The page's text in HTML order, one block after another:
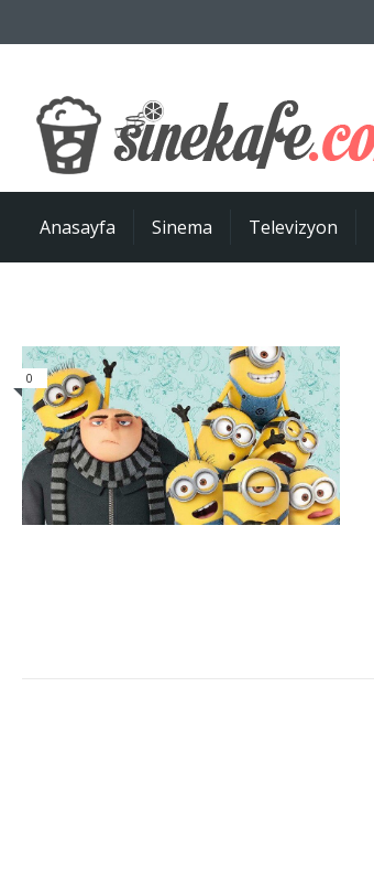
Anasayfa Sinema Televizyon
0